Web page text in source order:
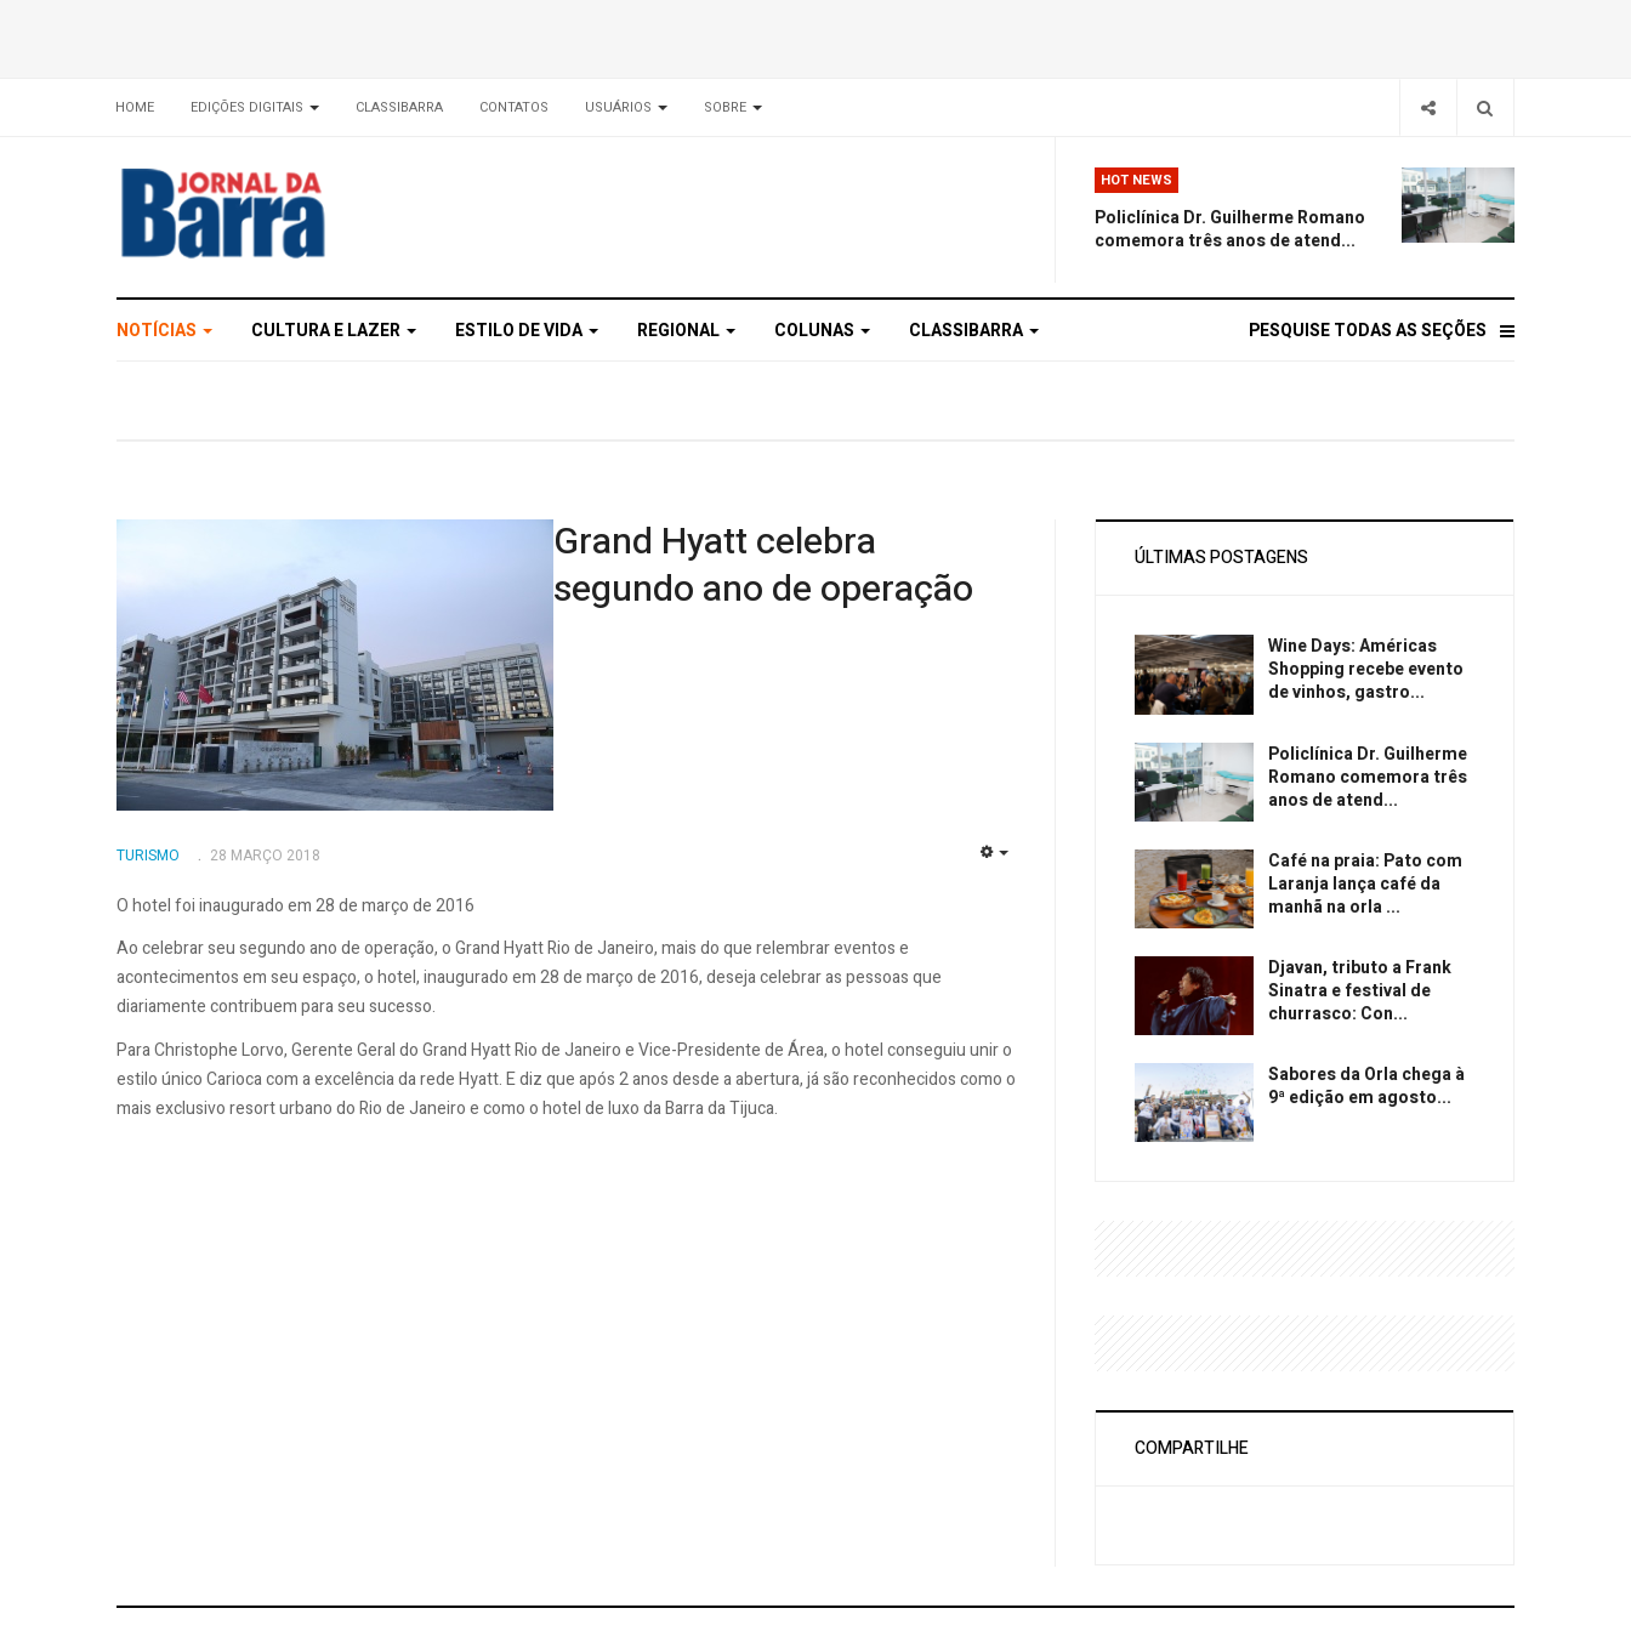
HOME EDIÇÕES DIGITAIS CLASSIBARRA CONTATOS USUÁRIOS SOBRE
HOT NEWS
Policlínica Dr. Guilherme Romano
comemora três anos de atend...
NOTÍCIAS CULTURA E LAZER ESTILO DE VIDA REGIONAL COLUNAS CLASSIBARRA PESQUISE TODAS AS SEÇÕES
Grand Hyatt celebra
segundo ano de operação
TURISMO 28 MARÇO 2018
O hotel foi inaugurado em 28 de março de 2016
Ao celebrar seu segundo ano de operação, o Grand Hyatt Rio de Janeiro, mais do que relembrar eventos e
acontecimentos em seu espaço, o hotel, inaugurado em 28 de março de 2016, deseja celebrar as pessoas que
diariamente contribuem para seu sucesso.
Para Christophe Lorvo, Gerente Geral do Grand Hyatt Rio de Janeiro e Vice-Presidente de Área, o hotel conseguiu unir o
estilo único Carioca com a excelência da rede Hyatt. E diz que após 2 anos desde a abertura, já são reconhecidos como o
mais exclusivo resort urbano do Rio de Janeiro e como o hotel de luxo da Barra da Tijuca.
ÚLTIMAS POSTAGENS
Wine Days: Américas
Shopping recebe evento
de vinhos, gastro...
Policlínica Dr. Guilherme
Romano comemora três
anos de atend...
Café na praia: Pato com
Laranja lança café da
manhã na orla ...
Djavan, tributo a Frank
Sinatra e festival de
churrasco: Con...
Sabores da Orla chega à
9ª edição em agosto...
COMPARTILHE